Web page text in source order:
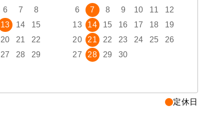
6 7
8
13 14
15
20 21
22
27 28
29
6
7 8 9 10 11
12
13
14 15 16 17 18
19
20
21 22 23 24 25
26
27
28 29 30
定休日